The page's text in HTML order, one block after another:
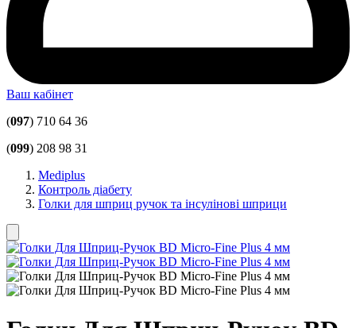
Ваш кабінет
(097) 710 64 36
(099) 208 98 31
Mediplus
Контроль діабету
Голки для шприц ручок та інсулінові шприци